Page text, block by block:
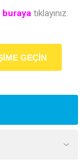
buraya tıklayınız.